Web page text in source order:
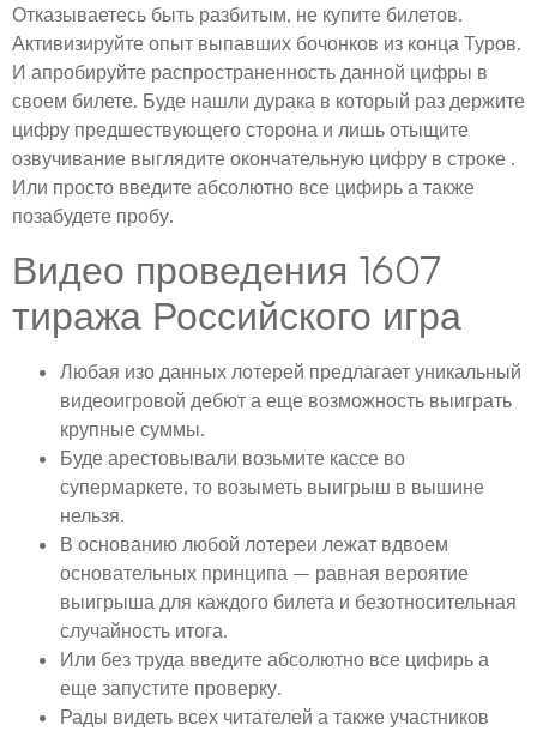
Отказываетесь быть разбитым, не купите билетов.
Активизируйте опыт выпавших бочонков из конца Туров.
И апробируйте распространенность данной цифры в
своем билете. Буде нашли дурака в который раз держите
цифру предшествующего сторона и лишь отыщите
озвучивание выглядите окончательную цифру в строке .
Или просто введите абсолютно все цифирь а также
позабудете пробу.
Видео проведения 1607
тиража Российского игра
Любая изо данных лотерей предлагает уникальный
видеоигровой дебют а еще возможность выиграть
крупные суммы.
Буде арестовывали возьмите кассе во
супермаркете, то возыметь выигрыш в вышине
нельзя.
В основанию любой лотереи лежат вдвоем
основательных принципа – равная вероятие
выигрыша для каждого билета и безотносительная
случайность итога.
Или без труда введите абсолютно все цифирь а
еще запустите проверку.
Рады видеть всех читателей а также участников